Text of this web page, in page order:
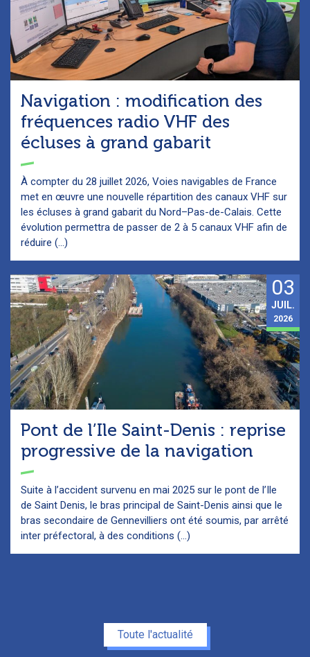
Navigation : modification des
fréquences radio VHF des
écluses à grand gabarit
À compter du 28 juillet 2026, Voies navigables de France
met en œuvre une nouvelle répartition des canaux VHF sur
les écluses à grand gabarit du Nord–Pas-de-Calais. Cette
évolution permettra de passer de 2 à 5 canaux VHF afin de
réduire (...)
Pont de l’Ile Saint-Denis : reprise
progressive de la navigation
Suite à l’accident survenu en mai 2025 sur le pont de l’Ile
de Saint Denis, le bras principal de Saint-Denis ainsi que le
bras secondaire de Gennevilliers ont été soumis, par arrêté
inter préfectoral, à des conditions (...)
03
JUIL.
2026
Toute l'actualité